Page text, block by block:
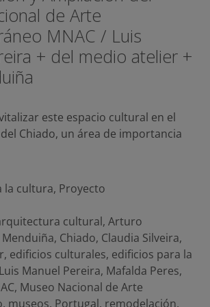
de Arte
MNAC / Luis
+ del medio atelier +
este espacio cultural en el
Chiado, un área de importancia
la cultura, Proyecto
cultural, Arturo
Menduiña, Chiado, Claudia Silveira,
, edificios culturales, edificios para la
Luis Manuel Pereira, Mafalda Peres,
, Museo Nacional de Arte
, museos, Portugal, remodelación,